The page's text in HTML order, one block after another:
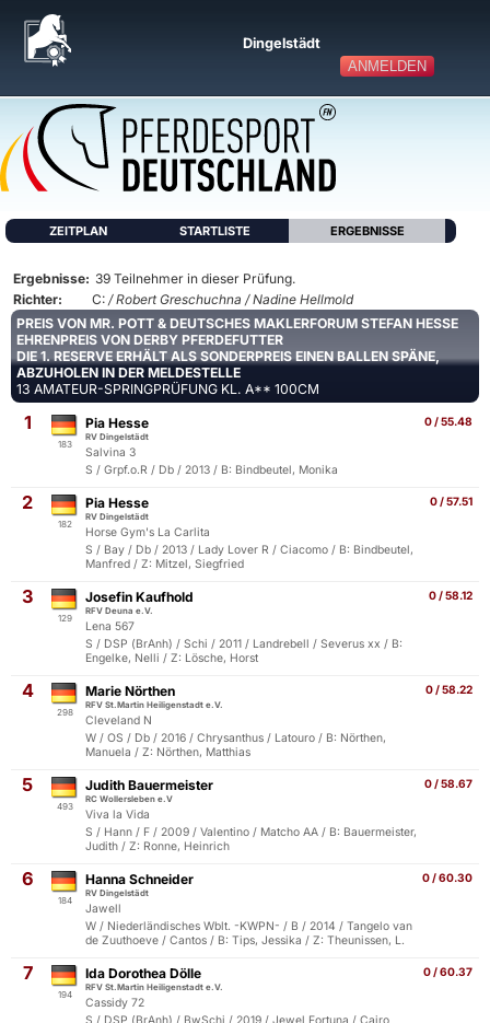
ANMELDEN
Dingelstädt
ZEITPLAN STARTLISTE ERGEBNISSE
Ergebnisse: 39 Teilnehmer in dieser Prüfung.
Richter:
C: / Robert Greschuchna / Nadine Hellmold
PREIS VON MR. POTT & DEUTSCHES MAKLERFORUM STEFAN HESSE
EHRENPREIS VON DERBY PFERDEFUTTER
DIE 1. RESERVE ERHÄLT ALS SONDERPREIS EINEN BALLEN SPÄNE,
ABZUHOLEN IN DER MELDESTELLE
13 AMATEUR-SPRINGPRÜFUNG KL. A** 100CM
1
183
0 / 55.48
Pia Hesse
RV Dingelstädt
Salvina 3
S / Grpf.o.R / Db / 2013 / B: Bindbeutel, Monika
2
182
0 / 57.51
Pia Hesse
RV Dingelstädt
Horse Gym's La Carlita
S / Bay / Db / 2013 / Lady Lover R / Ciacomo / B: Bindbeutel,
Manfred / Z: Mitzel, Siegfried
3
129
0 / 58.12
Josefin Kaufhold
RFV Deuna e.V.
Lena 567
S / DSP (BrAnh) / Schi / 2011 / Landrebell / Severus xx / B:
Engelke, Nelli / Z: Lösche, Horst
4
298
0 / 58.22
Marie Nörthen
RFV St.Martin Heiligenstadt e.V.
Cleveland N
W / OS / Db / 2016 / Chrysanthus / Latouro / B: Nörthen,
Manuela / Z: Nörthen, Matthias
5
493
0 / 58.67
Judith Bauermeister
RC Wollersleben e.V
Viva la Vida
S / Hann / F / 2009 / Valentino / Matcho AA / B: Bauermeister,
Judith / Z: Ronne, Heinrich
6
184
0 / 60.30
Hanna Schneider
RV Dingelstädt
Jawell
W / Niederländisches Wblt. -KWPN- / B / 2014 / Tangelo van
de Zuuthoeve / Cantos / B: Tips, Jessika / Z: Theunissen, L.
7
194
0 / 60.37
Ida Dorothea Dölle
RFV St.Martin Heiligenstadt e.V.
Cassidy 72